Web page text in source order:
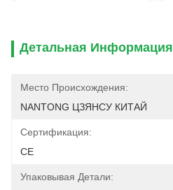
Детальная Информация
Место Происхождения:
NANTONG ЦЗЯНСУ КИТАЙ
Сертификация:
CE
Упаковывая Детали: